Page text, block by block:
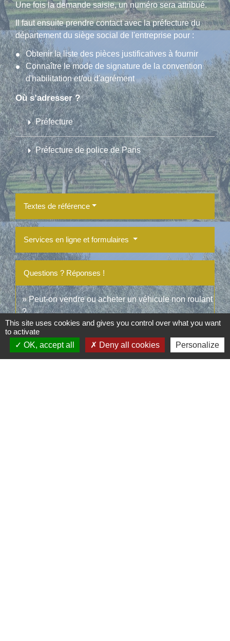
Une fois la demande saisie, un numéro sera attribué.
Il faut ensuite prendre contact avec la préfecture du
département du siège social de l'entreprise pour :
Obtenir la liste des pièces justificatives à fournir
Connaître le mode de signature de la convention
d'habilitation et/ou d'agrément
Où s’adresser ?
arrow_rightPréfecture
arrow_rightPréfecture de police de Paris
Textes de référence
Services en ligne et formulaires
Questions ? Réponses !
Peut-on vendre ou acheter un véhicule non roulant
?
Et aussi
This site uses cookies and gives you control over what you want
to activate
OK, accept all
Deny all cookies Personalize